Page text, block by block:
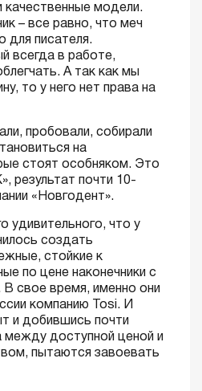
качественные модели.
– все равно, что меч
для писателя.
всегда в работе,
А так как мы
то у него нет права на
пробовали, собирали
на
стоят особняком. Это
результат почти 10-
«Новгодент».
удивительного, что у
создать
стойкие к
по цене наконечники с
В свое время, именно они
компанию Tosi. И
и добившись почти
между доступной ценой и
пытаются завоевать